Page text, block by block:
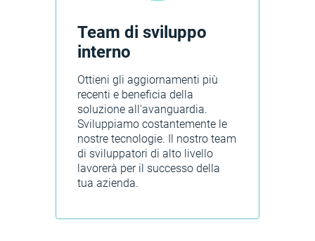
Team di sviluppo
interno
Ottieni gli aggiornamenti più
recenti e beneficia della
soluzione all'avanguardia.
Sviluppiamo costantemente le
nostre tecnologie. Il nostro team
di sviluppatori di alto livello
lavorerà per il successo della
tua azienda.